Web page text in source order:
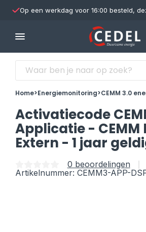
Op een werkdag voor 16:00 besteld,
Home>Energiemonitoring>CEMM 3.0
Activatiecode
Applicatie - CEMM
Extern - 1 jaar
0 beoordelingen
Artikelnummer: CEMM3-APP-